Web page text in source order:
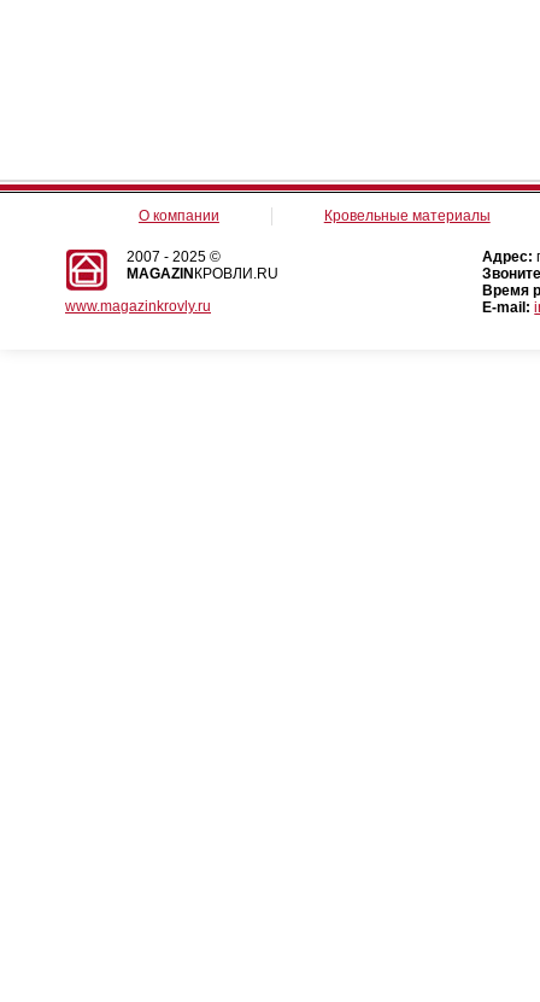
О компании Кровельные материалы
2007 - 2025 ©
MAGAZIN КРОВЛИ.RU
www.magazinkrovly.ru
Адрес:
Время
E-mail: